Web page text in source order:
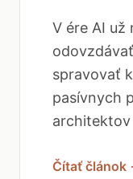
V ére AI už
spravovať
pasívnych
Čítať článok